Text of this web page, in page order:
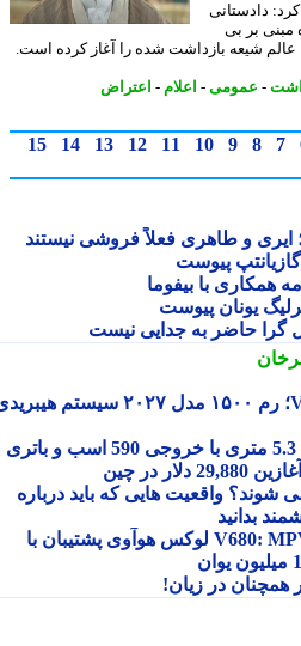
بر بی
شیعه بازداشت شده را آغاز کرده است.
-عمومی-اعلام -اعتراض
8
9
10
11
12
13
14
15
و طاهری فعلاً فروشی نیستند
پیوست
با بیفوما
یونان پیوست
حاضر به جدایی نیست
بازگشت به دوران طلایی V8؛ رم ۱۵۰۰ مدل ۲۰۲۷ سیستم هیبریدی
GWM H10 پلاگین هیبریدی 5.3 متری با خروجی 590 اسب و باتری
واقعیت هایی که باید درباره
معرفی Maextro V800 و V680: MPV لوکس هوآوی پشتیبان با
در زیان!